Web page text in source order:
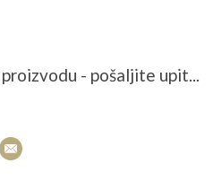
- pošaljite upit...